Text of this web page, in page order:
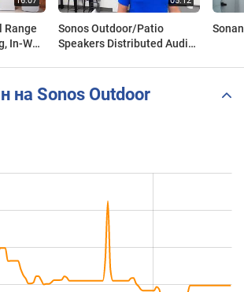
Range
In-Wall
Sonos Outdoor/Patio
Speakers Distributed Audio
на Sonos Outdoor